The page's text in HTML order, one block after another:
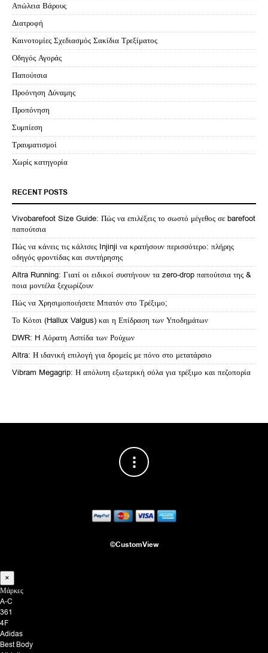
Απώλεια Βάρους
Διατροφή
Καινοτομίες Σχεδιασμός Σακίδια Τρεξίματος
Οδηγός Αγοράς
Παπούτσια
Προόνηση Δύναμης
Προπόνηση
Συμπίεση
Τραυματισμοί
Χωρίς κατηγορία
RECENT POSTS
Vivobarefoot Size Guide: Πώς να επιλέξεις το σωστό μέγεθος σε barefoot
παπούτσια
Πώς να κάνεις τις κάλτσες Injinji να κρατήσουν περισσότερο: πλήρης
οδηγός φροντίδας και συντήρησης
Altra Running: Γιατί οι ειδικοί συστήνουν τα zero-drop παπούτσια της &
ποια μοντέλα ξεχωρίζουν
Πώς να Χρησιμοποιήσετε Μπατόν στο Τρέξιμο;
Το Κότσι (Hallux Valgus) και η Επίδραση των Υποδημάτων
DWR: H Αόρατη Ασπίδα των Ρούχων
Altra: Η ιδανική επιλογή για δρομείς με πόνο στο μετατάρσιο
Vibram Megagrip: Η απόλυτη εξωτερική σόλα για τρέξιμο και πεζοπορία
©CustomView
×
Μάρκες
A-C
361
4F
Adidas
Best Body